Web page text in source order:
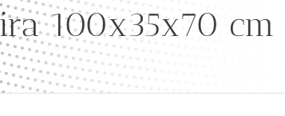
100x35x70